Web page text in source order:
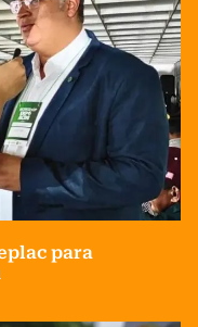
para